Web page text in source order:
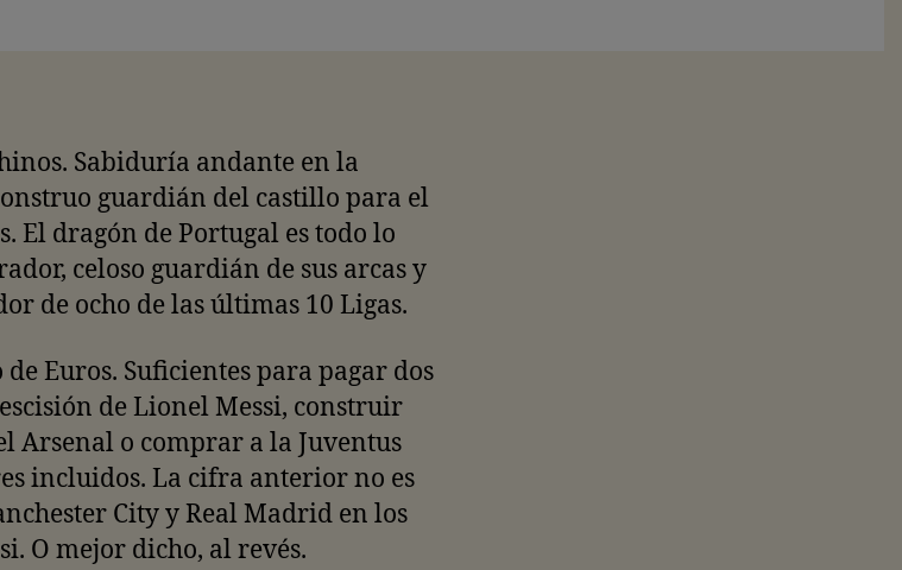
Sabiduría andante en la
guardián del castillo para el
El dragón de Portugal es todo lo
celoso guardián de sus arcas y
de ocho de las últimas 10 Ligas.
Euros. Suficientes para pagar dos
de Lionel Messi, construir
Arsenal o comprar a la Juventus
incluidos. La cifra anterior no es
City y Real Madrid en los
O mejor dicho, al revés.